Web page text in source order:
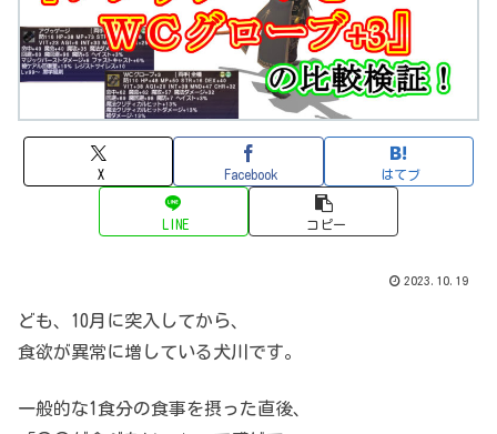
X Facebook はてブ
LINE コピー
2023.10.19
ども、10月に突入してから、
食欲が異常に増している犬川です。
一般的な1食分の食事を摂った直後、